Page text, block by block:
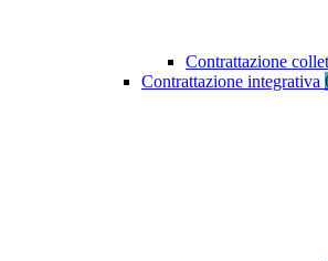
Contrattazione
Contrattazione integrativa